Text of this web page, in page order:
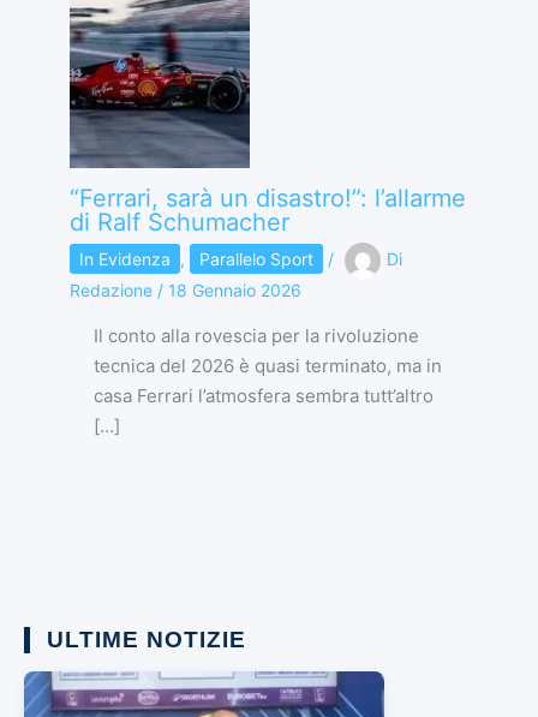
“Ferrari, sarà un disastro!”: l’allarme
di Ralf Schumacher
In Evidenza , Parallelo Sport /
Di
Redazione / 18 Gennaio 2026
Il conto alla rovescia per la rivoluzione
tecnica del 2026 è quasi terminato, ma in
casa Ferrari l’atmosfera sembra tutt’altro
[…]
ULTIME NOTIZIE